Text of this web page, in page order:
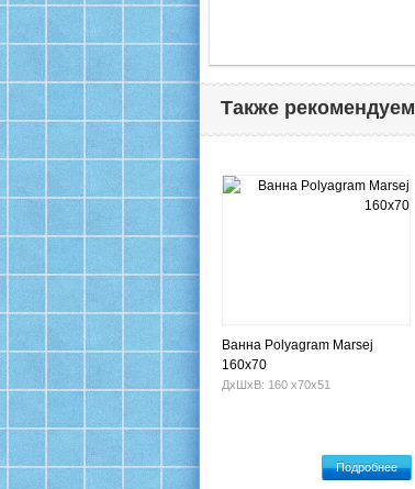
Также рекомендуем
Ванна Polyagram Marsej
160x70
ДхШхВ: 160 х70х51
Подробнее